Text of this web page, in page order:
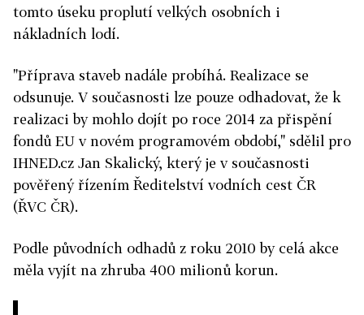
tomto úseku proplutí velkých osobních i
nákladních lodí.
"Příprava staveb nadále probíhá. Realizace se
odsunuje. V současnosti lze pouze odhadovat, že k
realizaci by mohlo dojít po roce 2014 za přispění
fondů EU v novém programovém období," sdělil pro
IHNED.cz Jan Skalický, který je v současnosti
pověřený řízením Ředitelství vodních cest ČR
(ŘVC ČR).
Podle původních odhadů z roku 2010 by celá akce
měla vyjít na zhruba 400 milionů korun.